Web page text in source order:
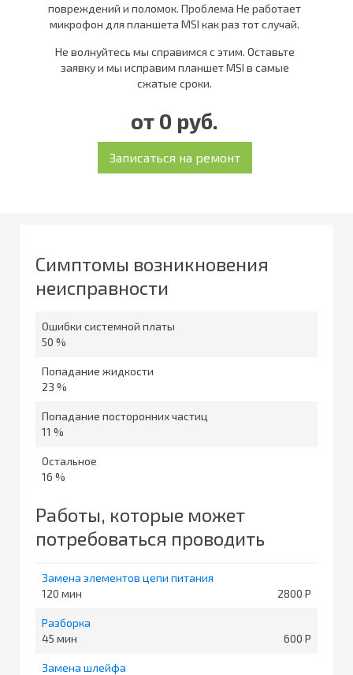
повреждений и поломок. Проблема Не работает
микрофон для планшета MSI как раз тот случай.
Не волнуйтесь мы справимся с этим. Оставьте
заявку и мы исправим планшет MSI в самые
сжатые сроки.
от 0 руб.
Симптомы возникновения
неисправности
Ошибки системной платы
50 %
Попадание жидкости
23 %
Попадание посторонних частиц
11 %
Остальное
16 %
Работы, которые может
потребоваться проводить
Замена элементов цепи питания
120
2800
Разборка
45
600
Замена шлейфа